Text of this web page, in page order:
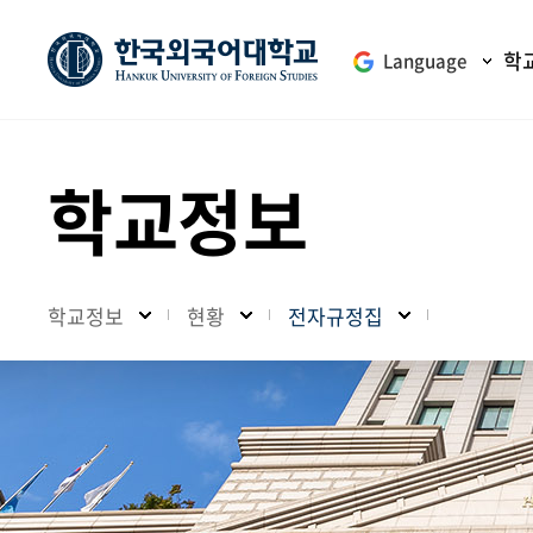
Language 학
학교정보
학교정보 현황 전자규정집